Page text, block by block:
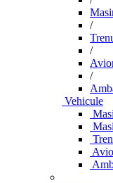
/
/
/
Vehicule